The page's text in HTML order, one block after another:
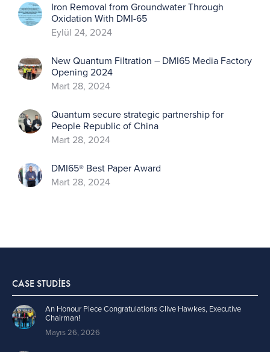
Iron Removal from Groundwater Through
Oxidation With DMI-65
Eylül 24, 2024
New Quantum Filtration – DMI65 Media Factory
Opening 2024
Mart 28, 2024
Quantum secure strategic partnership for
People Republic of China
Mart 28, 2024
DMI65® Best Paper Award
Mart 28, 2024
CASE STUDIES
An Honour Piece Congratulations Clive Hawkes, Executive
Chairman!
Mayıs 26, 2026